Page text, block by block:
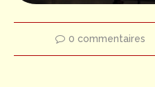
0 commentaires